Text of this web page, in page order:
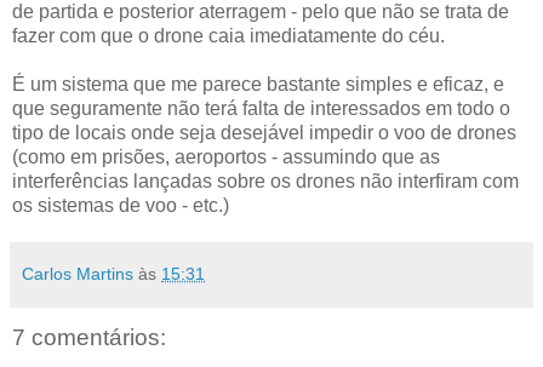
de partida e posterior aterragem - pelo que não se trata de
fazer com que o drone caia imediatamente do céu.
É um sistema que me parece bastante simples e eficaz, e
que seguramente não terá falta de interessados em todo o
tipo de locais onde seja desejável impedir o voo de drones
(como em prisões, aeroportos - assumindo que as
interferências lançadas sobre os drones não interfiram com
os sistemas de voo - etc.)
Carlos Martins às 15:31
7 comentários: